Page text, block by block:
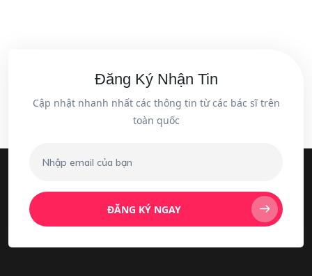
Đăng Ký Nhận Tin
Cập nhật nhanh nhất các thông tin từ các bác sĩ trên
toàn quốc
ĐĂNG KÝ NGAY